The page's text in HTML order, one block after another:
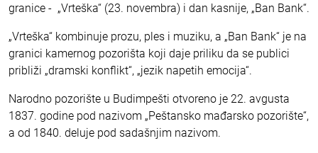
granice - „Vrteška“ (23. novembra) i dan kasnije, „Ban Bank“.
„Vrteška“ kombinuje prozu, ples i muziku, a „Ban Bank“ je na
granici kamernog pozorišta koji daje priliku da se publici
približi „dramski konflikt“, „jezik napetih emocija“.
Narodno pozorište u Budimpešti otvoreno je 22. avgusta
1837. godine pod nazivom „Peštansko mađarsko pozorište“,
a od 1840. deluje pod sadašnjim nazivom.